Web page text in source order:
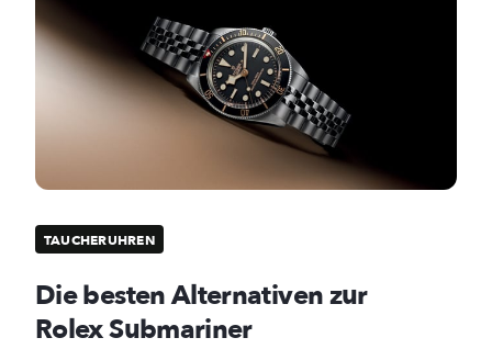
TAUCHERUHREN
Die besten Alternativen zur
Rolex Submariner